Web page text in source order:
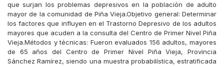
que surjan los problemas depresivos en la población de adulto
mayor de la comunidad de Piña Vieja.Objetivo general: Determinar
los factores que influyen en el Trastorno Depresivo de los adultos
mayores que acuden a la consulta del Centro de Primer Nivel Piña
Vieja.Métodos y técnicas: Fueron evaluados 156 adultos, mayores
de 65 años del Centro de Primer Nivel Piña Vieja, Provincia
Sánchez Ramírez, siendo una muestra probabilística, estratificada